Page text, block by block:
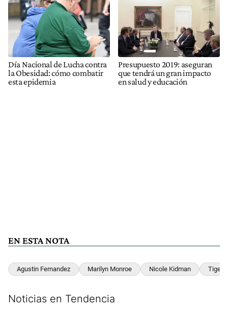
Día Nacional de Lucha contra
la Obesidad: cómo combatir
esta epidemia
Presupuesto 2019: aseguran
que tendrá un gran impacto
en salud y educación
EN ESTA NOTA
Agustin Fernandez Marilyn Monroe Nicole Kidman Tiger
Noticias en Tendencia